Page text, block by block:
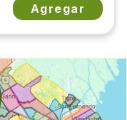
Agregar